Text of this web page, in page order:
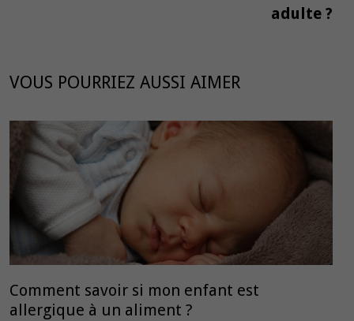
adulte ?
VOUS POURRIEZ AUSSI AIMER
Comment savoir si mon enfant est
allergique à un aliment ?